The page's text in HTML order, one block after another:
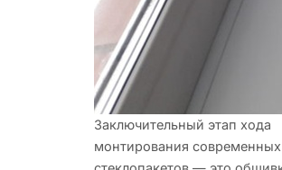
Заключительный этап хода
монтирования современных